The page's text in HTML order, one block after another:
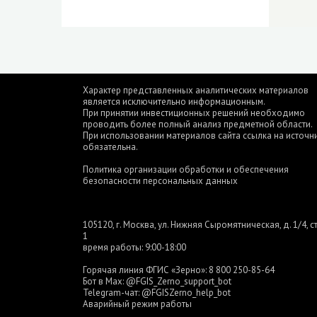
Характер представленных аналитических материалов
является исключительно информационным.
При принятии инвестиционных решений необходимо
проводить более полный анализ предметной области.
При использовании материалов сайта ссылка на
обязательна.
Политика организации обработки и обеспечения
безопасности персональных данных
105120, г. Москва, ул. Нижняя Сыромятническая, д. 1/4,
1
время работы: 9:00-18:00
Горячая линия ФГИС «Зерно»: 8 800 250-85-64
Бот в Max: @FGIS_Zerno_support_bot
Telegram-чат: @FGISZerno_help_bot
Аварийный режим работы